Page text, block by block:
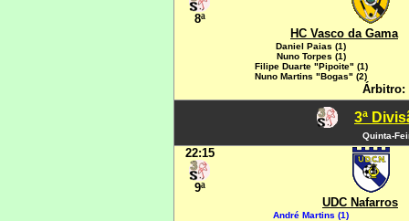
8ª
HC Vasco da Gama
Daniel Paias (1)
Nuno Torpes (1)
Filipe Duarte "Pipoite" (1)
Nuno Martins "Bogas" (2)
Árbitro:
3ª
Quinta-
22:15
9ª
UDC Nafarros
André Martins (1)